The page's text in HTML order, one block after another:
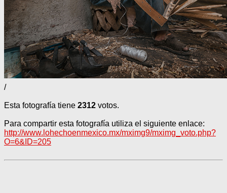
/
Esta fotografía tiene 2312 votos.
Para compartir esta fotografía utiliza el siguiente enlace:
http://www.lohechoenmexico.mx/mximg9/mximg_voto.php?
O=6&ID=205